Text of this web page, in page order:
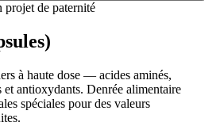
projet de paternité
à haute dose — acides aminés,
antioxydants. Denrée alimentaire
spéciales pour des valeurs